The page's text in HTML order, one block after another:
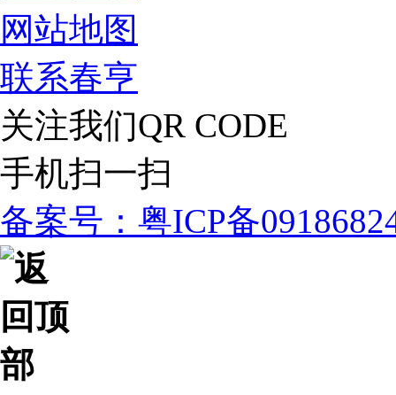
网站地图
联系春亨
关注我们QR CODE
手机扫一扫
备案号：粤ICP备